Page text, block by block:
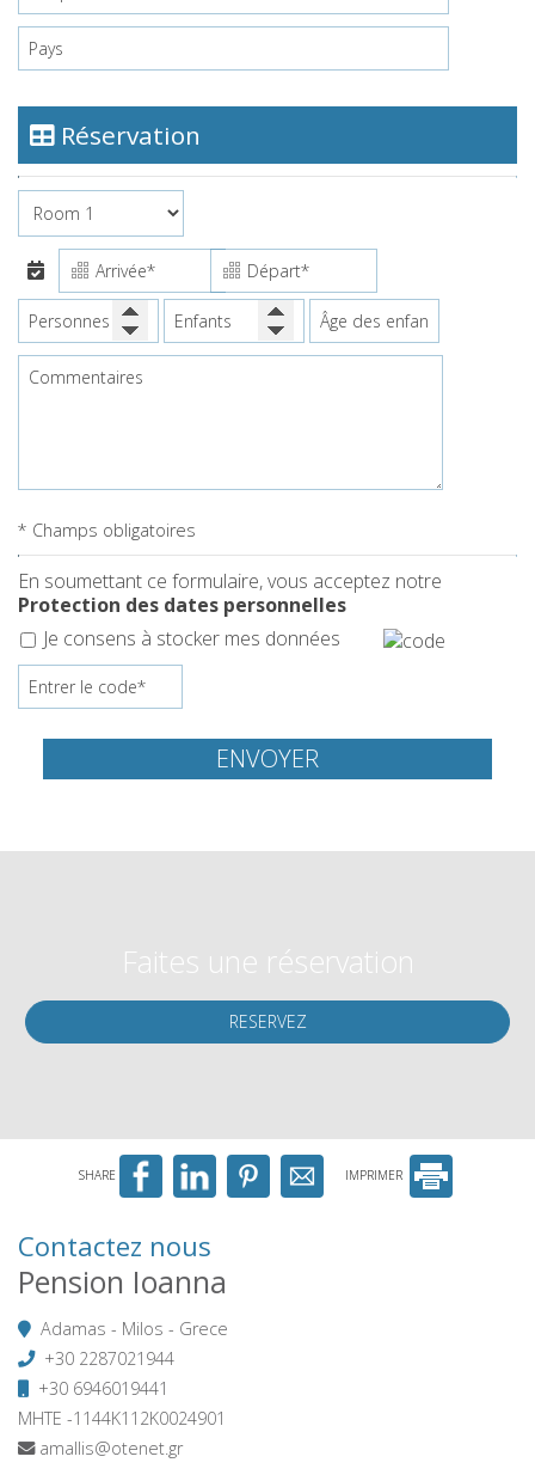
Réservation
* Champs obligatoires
En soumettant ce formulaire, vous acceptez notre
Protection des dates personnelles
Je consens à stocker mes données
ENVOYER
Faites une réservation
RESERVEZ
SHARE IMPRIMER
Contactez nous
Pension Ioanna
Adamas - Milos - Grece
+30 2287021944
+30 6946019441
MHTE -1144K112K0024901
amallis@otenet.gr